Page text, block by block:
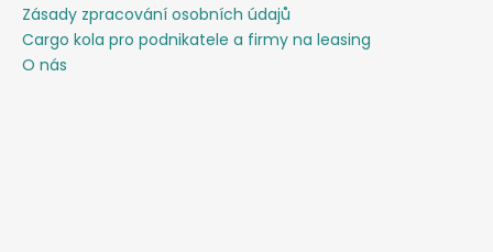
Zásady zpracování osobních údajů
Cargo kola pro podnikatele a firmy na leasing
O nás